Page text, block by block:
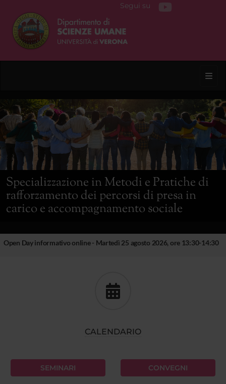
Segui su
Specializzazione in Metodi e Pratiche di
rafforzamento dei percorsi di presa in
carico e accompagnamento sociale
Open Day informativo online - Martedì 25 agosto 2026, ore 13:30-14:30
CALENDARIO
SEMINARI CONVEGNI